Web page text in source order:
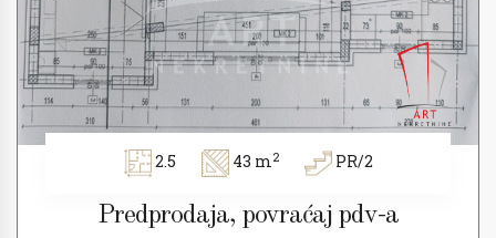
2.5 43 m2 PR/2
Predprodaja, povraćaj pdv-a